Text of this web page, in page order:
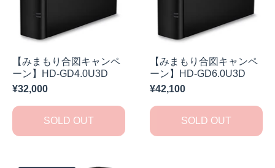
【みまもり合図キャンペ
ーン】HD-GD4.0U3D
¥32,000
SOLD OUT
【みまもり合図キャンペ
ーン】HD-GD6.0U3D
¥42,100
SOLD OUT